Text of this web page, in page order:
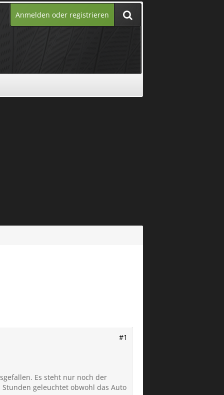
Anmelden oder registrieren
#1
Es steht nur noch der
geleuchtet obwohl das Auto